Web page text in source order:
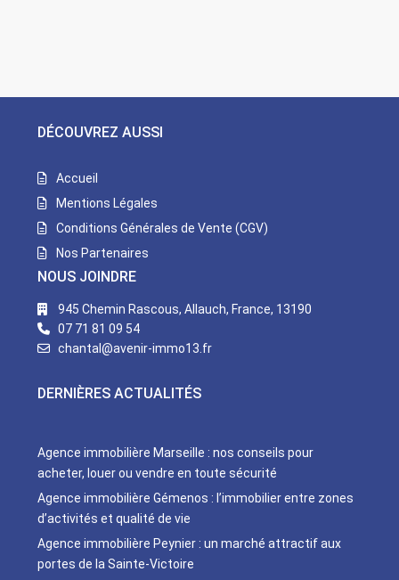
DÉCOUVREZ AUSSI
Accueil
Mentions Légales
Conditions Générales de Vente (CGV)
Nos Partenaires
NOUS JOINDRE
945 Chemin Rascous, Allauch, France, 13190
07 71 81 09 54
chantal@avenir-immo13.fr
DERNIÈRES ACTUALITÉS
Agence immobilière Marseille : nos conseils pour
acheter, louer ou vendre en toute sécurité
Agence immobilière Gémenos : l’immobilier entre zones
d’activités et qualité de vie
Agence immobilière Peynier : un marché attractif aux
portes de la Sainte-Victoire